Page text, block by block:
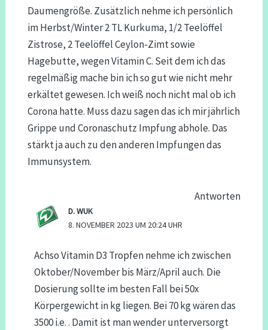
Daumengröße. Zusätzlich nehme ich persönlich
im Herbst/Winter 2 TL Kurkuma, 1/2 Teelöffel
Zistrose, 2 Teelöffel Ceylon-Zimt sowie
Hagebutte, wegen Vitamin C. Seit dem ich das
regelmäßig mache bin ich so gut wie nicht mehr
erkältet gewesen. Ich weiß noch nicht mal ob ich
Corona hatte. Muss dazu sagen das ich mir jährlich
Grippe und Coronaschutz Impfung abhole. Das
stärkt ja auch zu den anderen Impfungen das
Immunsystem.
Antworten
D. WUK
8. NOVEMBER 2023 UM 20:24 UHR
Achso Vitamin D3 Tropfen nehme ich zwischen
Oktober/November bis März/April auch. Die
Dosierung sollte im besten Fall bei 50x
Körpergewicht in kg liegen. Bei 70 kg wären das
3500 i.e. . Damit ist man wender unterversorgt